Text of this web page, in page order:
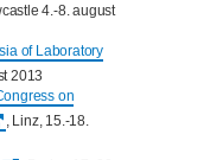
4.-8. august
of Laboratory
2013
on
, Linz, 15.-18.